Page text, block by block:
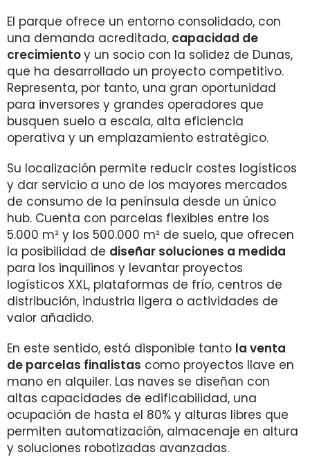
El parque ofrece un entorno consolidado, con
una demanda acreditada, capacidad de
crecimientoy un socio con la solidez de Dunas,
que ha desarrollado un proyecto competitivo.
Representa, por tanto, una gran oportunidad
para inversores y grandes operadores que
busquen suelo a escala, alta eficiencia
operativa y un emplazamiento estratégico.
Su localización permite reducir costes logísticos
y dar servicio a uno de los mayores mercados
de consumo de la península desde un único
hub. Cuenta con parcelas flexibles entre los
5.000 m² y los 500.000 m² de suelo, que ofrecen
la posibilidad de diseñar soluciones a medida
para los inquilinos y levantar proyectos
logísticos XXL, plataformas de frío, centros de
distribución, industria ligera o actividades de
valor añadido.
En este sentido, está disponible tanto la venta
de parcelas finalistas como proyectos llave en
mano en alquiler. Las naves se diseñan con
altas capacidades de edificabilidad, una
ocupación de hasta el 80% y alturas libres que
permiten automatización, almacenaje en altura
y soluciones robotizadas avanzadas.